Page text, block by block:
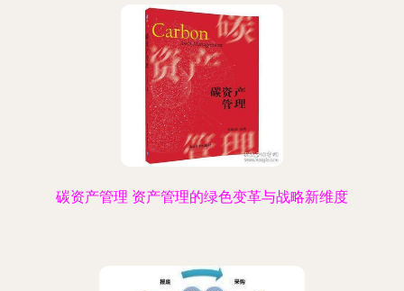
碳资产管理 资产管理的绿色变革与战略新维度